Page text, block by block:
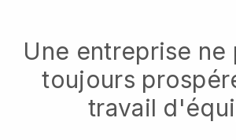
Une entreprise ne
toujours
travail